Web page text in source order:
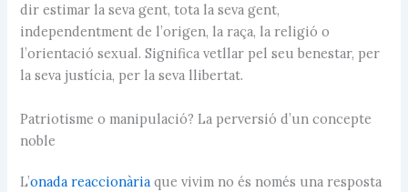
dir estimar la seva gent, tota la seva gent,
independentment de l’origen, la raça, la religió o
l’orientació sexual. Significa vetllar pel seu benestar, per
la seva justícia, per la seva llibertat.
Patriotisme o manipulació? La perversió d’un concepte
noble
L’onada reaccionària que vivim no és només una resposta